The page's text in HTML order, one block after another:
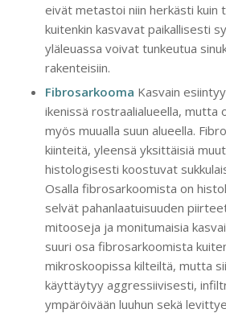
eivät metastoi niin herkästi kuin
kuitenkin kasvavat paikallisesti
yläleuassa voivat tunkeutua
rakenteisiin.
Fibrosarkooma Kasvain
ikenissä rostraalialueella, mutta
myös muualla suun alueella.
kiinteitä, yleensä yksittäisiä
histologisesti koostuvat
Osalla fibrosarkoomista on
selvät pahanlaatuisuuden
mitooseja ja monitumaisia
suuri osa fibrosarkoomista
mikroskoopissa kilteiltä, mutta
käyttäytyy aggressiivisesti,
ympäröivään luuhun sekä